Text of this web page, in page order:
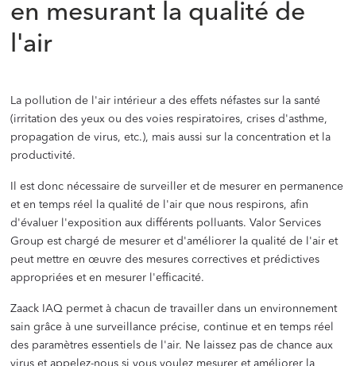
en mesurant la qualité de
l'air
La pollution de l'air intérieur a des effets néfastes sur la santé
(irritation des yeux ou des voies respiratoires, crises d'asthme,
propagation de virus, etc.), mais aussi sur la concentration et la
productivité.
Il est donc nécessaire de surveiller et de mesurer en permanence
et en temps réel la qualité de l'air que nous respirons, afin
d'évaluer l'exposition aux différents polluants. Valor Services
Group est chargé de mesurer et d'améliorer la qualité de l'air et
peut mettre en œuvre des mesures correctives et prédictives
appropriées et en mesurer l'efficacité.
Zaack IAQ permet à chacun de travailler dans un environnement
sain grâce à une surveillance précise, continue et en temps réel
des paramètres essentiels de l'air. Ne laissez pas de chance aux